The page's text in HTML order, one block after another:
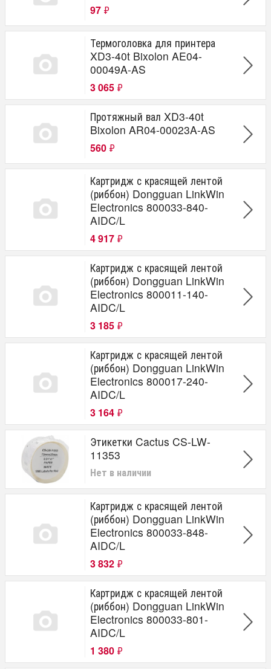
97 ₽
Термоголовка для принтера
XD3-40t Bixolon AE04-
00049A-AS
3 065 ₽
Протяжный вал XD3-40t
Bixolon AR04-00023A-AS
560 ₽
Картридж с красящей лентой
(риббон) Dongguan LinkWin
Electronics 800033-840-
AIDC/L
4 917 ₽
Картридж с красящей лентой
(риббон) Dongguan LinkWin
Electronics 800011-140-
AIDC/L
3 185 ₽
Картридж с красящей лентой
(риббон) Dongguan LinkWin
Electronics 800017-240-
AIDC/L
3 164 ₽
Этикетки Cactus CS-LW-
11353
Нет в наличии
Картридж с красящей лентой
(риббон) Dongguan LinkWin
Electronics 800033-848-
AIDC/L
3 832 ₽
Картридж с красящей лентой
(риббон) Dongguan LinkWin
Electronics 800033-801-
AIDC/L
1 380 ₽